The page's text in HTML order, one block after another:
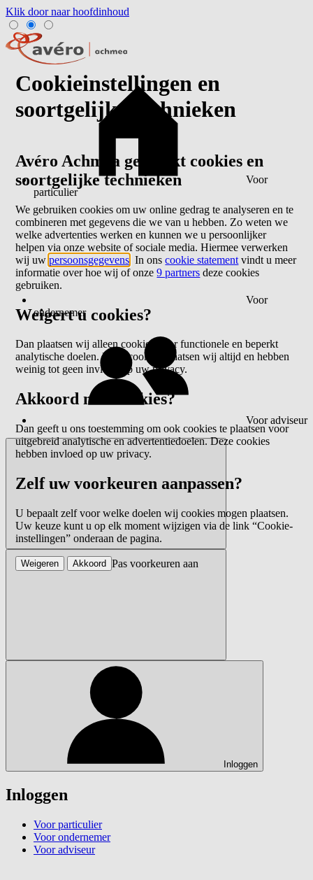
Klik door naar hoofdinhoud
Voor
particulier
Voor
ondernemer
Voor adviseur
Inloggen
Inloggen
Voor particulier
Voor ondernemer
Voor adviseur
Cookieinstellingen en
soortgelijke technieken
Avéro Achmea gebruikt cookies en
soortgelijke technieken
We gebruiken cookies om uw online gedrag te analyseren en te
combineren met gegevens die we van u hebben. Zo weten we
welke advertenties werken en kunnen we u persoonlijker
helpen via onze website of sociale media. Hiermee verwerken
wij uwpersoonsgegevens . In onscookie statement vindt u meer
informatie over hoe wij of onze9 partners deze cookies
gebruiken.
Weigert u cookies?
Dan plaatsen wij alleen cookies voor functionele en beperkt
analytische doelen. Deze cookies plaatsen wij altijd en hebben
weinig tot geen invloed op uw privacy.
Akkoord met cookies?
Dan geeft u ons toestemming om ook cookies te plaatsen voor
uitgebreid analytische en advertentiedoelen. Deze cookies
hebben invloed op uw privacy.
Zelf uw voorkeuren aanpassen?
U bepaalt zelf voor welke doelen wij cookies mogen plaatsen.
Uw keuze kunt u op elk moment wijzigen via de link “Cookie-
instellingen” onderaan de pagina.
Pas voorkeuren aan
Weigeren Akkoord